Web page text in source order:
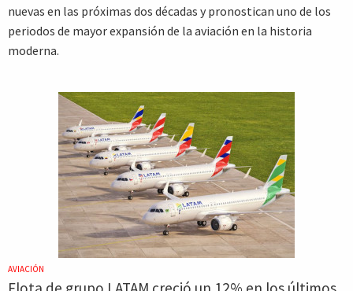
nuevas en las próximas dos décadas y pronostican uno de los
periodos de mayor expansión de la aviación en la historia
moderna.
AVIACIÓN